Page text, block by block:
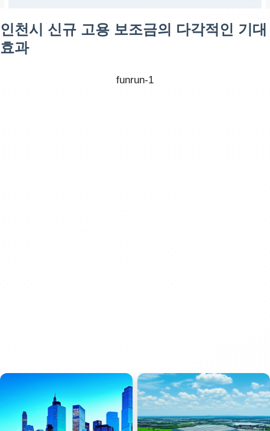
인천시 신규 고용 보조금의 다각적인 기대
효과
funrun-1